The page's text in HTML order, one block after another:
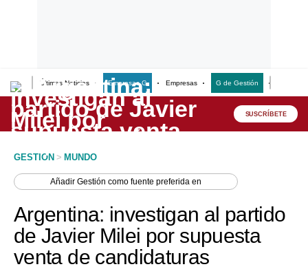
Últimas Noticias Empresas G Empresas G de Gestión
Lo último
Peru Quiosco
Economía
Mercados
SUSCRÍBETE
GESTION > MUNDO
AñadirGestión como fuente preferida en
Argentina: investigan al partido
de Javier Milei por supuesta
venta de candidaturas